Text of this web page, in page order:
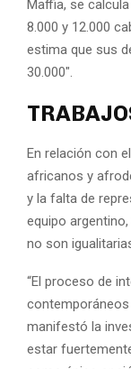
Maffia, se
8.000 y 12.000
estima que sus
30.000″.
En relación con
africanos y
y la falta de
equipo
no son
“El proceso de
contemporáneos
manifestó la
estar